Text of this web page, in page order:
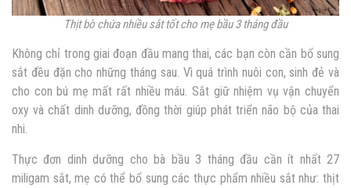
Thịt bò chứa nhiều sắt tốt cho mẹ bầu 3 tháng đầu
Không chỉ trong giai đoạn đầu mang thai, các bạn còn cần bổ sung
sắt đều đặn cho những tháng sau. Vì quá trình nuôi con, sinh đẻ và
cho con bú mẹ mất rất nhiều máu. Sắt giữ nhiệm vụ vận chuyển
oxy và chất dinh dưỡng, đồng thời giúp phát triển não bộ của thai
nhi.
Thực đơn dinh dưỡng cho bà bầu 3 tháng đầu cần ít nhất 27
miligam sắt, mẹ có thể bổ sung các thực phẩm nhiều sắt như: thịt